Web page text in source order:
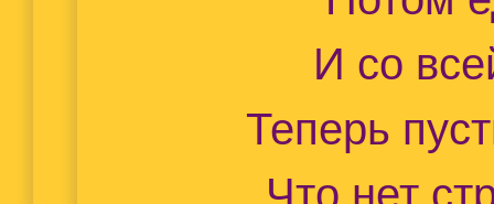
И со
Теперь
Что нет